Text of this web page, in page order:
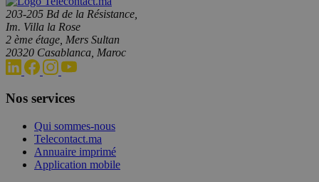
203-205 Bd de la Résistance,
Im. Villa la Rose
2 ème étage, Mers Sultan
20320 Casablanca, Maroc
Nos services
Qui sommes-nous
Telecontact.ma
Annuaire imprimé
Application mobile